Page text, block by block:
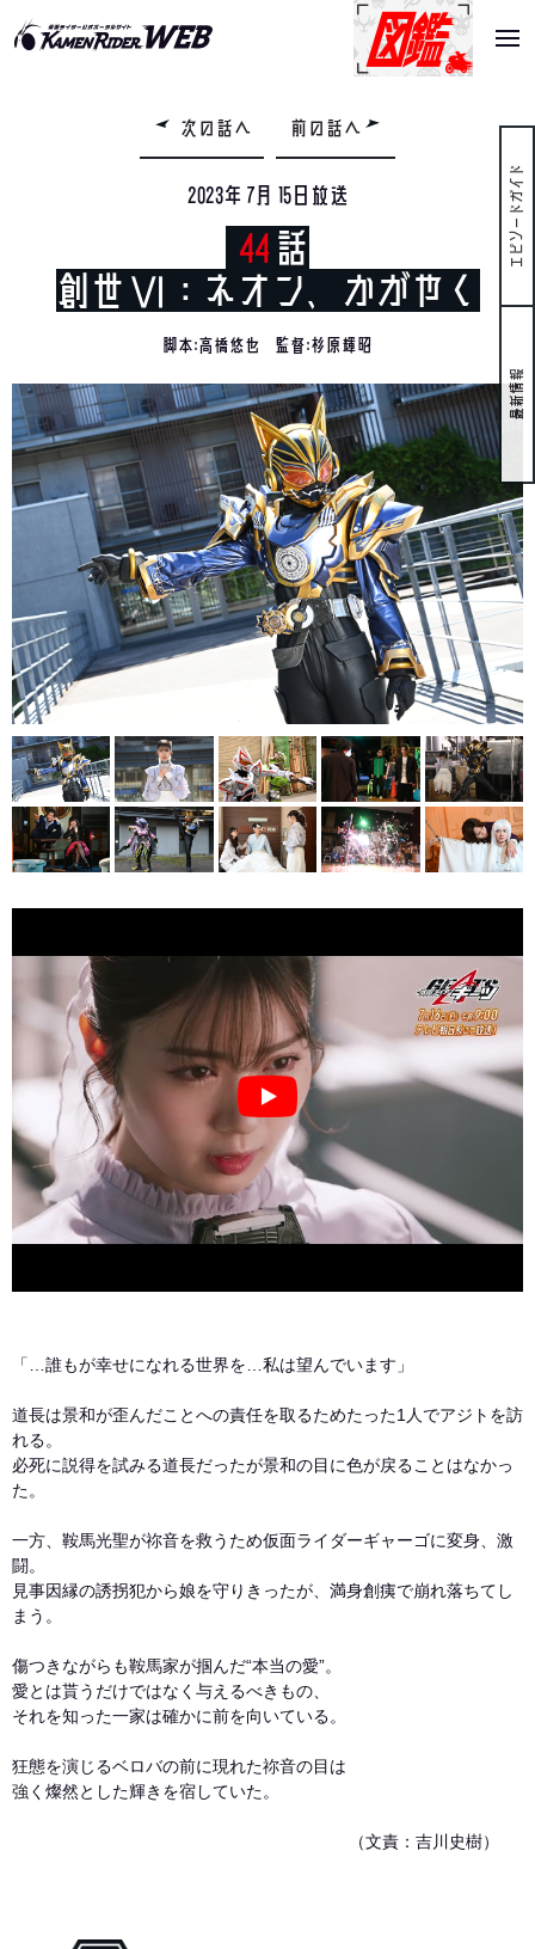
次の話へ 前の話へ
2023年 7月 15日 放送
44話
創世Ⅵ：ネオン、かがやく
脚本:高橋悠也 監督:杉原輝昭
エピソードガイド
最新情報
「…誰もが幸せになれる世界を…私は望んでいます」
道長は景和が歪んだことへの責任を取るためたった1人でアジトを訪
れる。
必死に説得を試みる道長だったが景和の目に色が戻ることはなかっ
た。
一方、鞍馬光聖が祢音を救うため仮面ライダーギャーゴに変身、激
闘。
見事因縁の誘拐犯から娘を守りきったが、満身創痍で崩れ落ちてし
まう。
傷つきながらも鞍馬家が掴んだ“本当の愛”。
愛とは貰うだけではなく与えるべきもの、
それを知った一家は確かに前を向いている。
狂態を演じるベロバの前に現れた祢音の目は
強く燦然とした輝きを宿していた。
（文責：吉川史樹）